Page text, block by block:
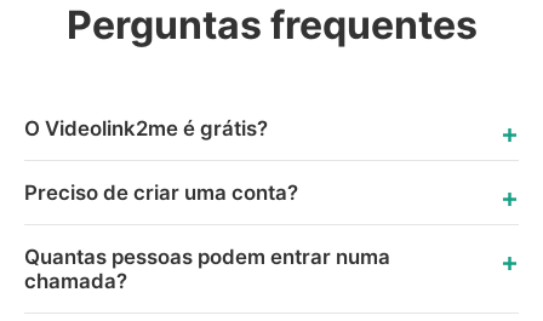
Perguntas frequentes
O Videolink2me é grátis?
Preciso de criar uma conta?
Quantas pessoas podem entrar numa
chamada?